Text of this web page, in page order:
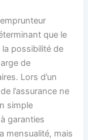
que le
possibilité de
de
Lors d’un
l’assurance ne
simple
garanties
mensualité, mais